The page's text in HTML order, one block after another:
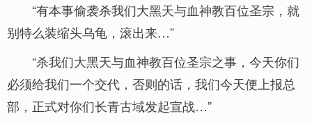
“有本事偷袭杀我们大黑天与血神教百位圣宗，就
别特么装缩头乌龟，滚出来…”
“杀我们大黑天与血神教百位圣宗之事，今天你们
必须给我们一个交代，否则的话，我们今天便上报总
部，正式对你们长青古域发起宣战…”